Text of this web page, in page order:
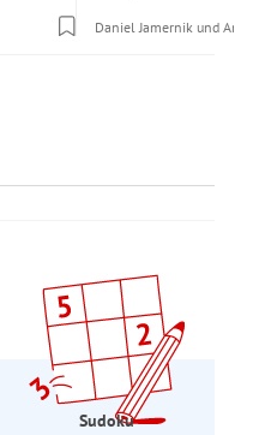
Daniel Jamernik und
Sudoku